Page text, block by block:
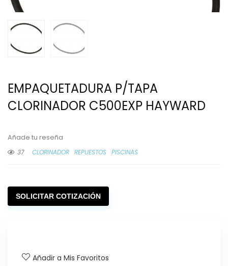
EMPAQUETADURA P/TAPA
CLORINADOR C500EXP HAYWARD
Añade tu reseña
37
CLORINADOR REPUESTOS PISCINAS
SOLICITAR COTIZACIÓN
Añadir a Mis Favoritos